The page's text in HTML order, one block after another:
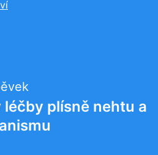
plísně nehtu a